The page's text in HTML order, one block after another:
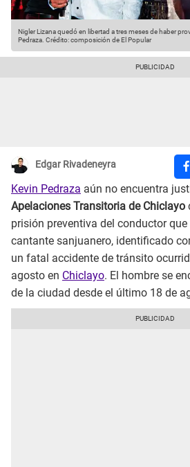
Nigler Lizana quedó en libertad a tres meses de haber
Pedraza. Crédito: composición de El Popular
Edgar Rivadeneyra
Kevin Pedraza aún no encuentra
Apelaciones Transitoria de Chiclayo
prisión preventiva del conductor que
cantante sanjuanero, identificado
un fatal accidente de tránsito
agosto en Chiclayo. El hombre se
de la ciudad desde el último 18 de